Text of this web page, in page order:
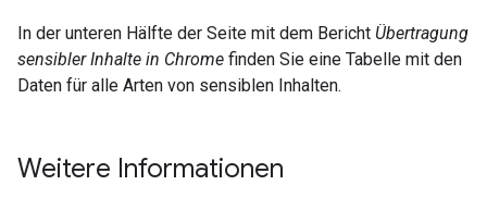
In der unteren Hälfte der Seite mit dem Bericht Übertragung
sensibler Inhalte in Chrome finden Sie eine Tabelle mit den
Daten für alle Arten von sensiblen Inhalten.
Weitere Informationen